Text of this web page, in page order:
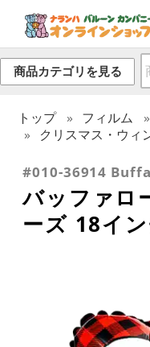
商品カテゴリを見る
トップ フィルム
クリスマス・ウィ
#010-36914
バッファロ
ーズ 18イ